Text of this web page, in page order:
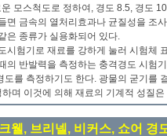
모스척도로 정하여, 경도 8.5, 경도
면 금속의 열처리효과나 균질성을 조
은 종류가 실용화되어 있다.
시험기로 재료를 강하게 눌러 시험체
의 반발력을 측정하는 충격경도 시험
를 측정하기도 한다. 광물의 굳기를
며 이것에 의해 재료의 기계적 성질은
웰, 브리넬, 비커스, 쇼어 경